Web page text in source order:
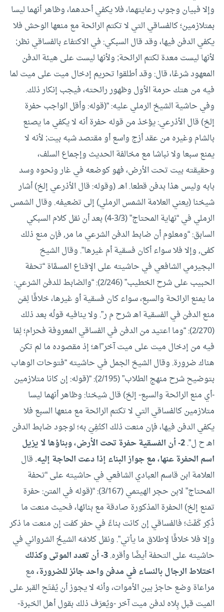
وإلا فبيان وجوب رعايتهما، فلا يكفي أحدهما، وظاهر أنهما ليسا
بمتلازمين؛ كالفساقي التي لا تكتم الرائحة مع منعها الوحش فلا
يكفي الدفن فيها، وقد قال السبكي: في الاكتفاء بالفساقي نظر;
لأنها ليست معدة لكتم الرائحة; ولأنها ليست على هيئة الدفن
المعهود شرعًا، قال: وقد أطلقوا تحريم إدخال ميت على ميت لما
فيه من هتك حرمة الأول وظهور رائحته، فيجب إنكار ذلك.
وفي حاشية الشيخ الرملي عليه: “(قوله: وأقل الواجب حفرة
إلخ) قال الأذرعي: يؤخذ من قوله حفرة أنه لا يكفي ما يصنع
بالشام وغيره من عقد أزج واسع أو مقتصد شبه بيت; لأنه لا
يمنع سبعا ولا نباشا مع مخالفة الحديث وإجماع السلف،
وحقيقته بيت تحت الأرض، فهو كوضعه في غار ونحوه وسد
بابه وليس هذا بدفن قطعا. اهـ.(وقوله: قال الأذرعي إلخ) أشار
شيخنا (يعني العلامة الشمس الرملي) إلى تضعيفه. وقال الشمس
الرملي في “نهاية المحتاج” (3/3-4) بعد أن نقل كلام السبكي
السابق: “ومعلوم أن ضابط الدفن الشرعي ما مر, فإن منع ذلك
كفى, وإلا فلا سواء أكان فسقية أم غيرها”. وقال الشيخ
البجيرمي الشافعي في حاشيته على الإقناع المسمَّاة “تحفة
الحبيب على شرح الخطيب” (2/246): “والضابط للدفن الشرعي:
ما يمنع الرائحة والسبع، سواء كان فسقية أو غيرها، خلافًا لِمَن
منع الدفن في الفسقية اهـ شرح م ر”. ولا ينافيه قولُه بعد ذلك
(2/270): “وما اعتيد من الدفن في الفساقي المعروفة فحرام؛ لِمَا
فيه من إدخال ميت على ميت آخر”اهـ؛ إذ مقصوده ما لم تكن
هناك ضرورة. وقال الشيخ الجمل في حاشيته “فتوحات الوهاب
بتوضيح شرح منهج الطلاب” (2/195): “(قوله: إن كانا متلازمين
-أي منع الرائحة والسبع- إلخ) قال شيخنا: وظاهر أنهما ليسا
متلازمين كالفساقي التي لا تكتم الرائحة مع منعها السبع فلا
يكفي الدفن فيها، فإن منعت ذلك اكتُفِيَ به؛ لوجود ضابط الدفن
اهـ ح ل”. 2- أن الفسقية حفرة تحت الأرض، وبناؤها لا يزيل
اسم الحفرة عنها، مع جواز البناء إذا دعت الحاجة إليه. قال
العلامة ابن قاسم العبادي الشافعي في حاشيته على “تحفة
المحتاج” لابن حجر الهيتمي (3/167): “(قوله في المتن: حفرة
تمنع إلخ) الحفرة المذكورة صادقة مع بنائها، فحيث منعت ما
ذُكِر كَفَتْ؛ فالفساقي إن كانت بناءً في حفر كفت إن منعت ما ذكر
وإلا فلا خلافًا لإطلاق ما يأتي”. ونقل كلامَه الشيخُ الشرواني في
حاشيته على التحفة أيضًا وأقره. 3- أن تعدد الموتى وكذلك
اختلاط الرجال بالنساء في مدفن واحد جائز للضرورة،مع
مراعاة وضع حاجز بين الأموات، وأنه لا يجوز أن يُفتَح القبر على
الميت قبل بِلاه لدفن ميت آخر -ويُعرَف ذلك بقول أهل الخبرة-